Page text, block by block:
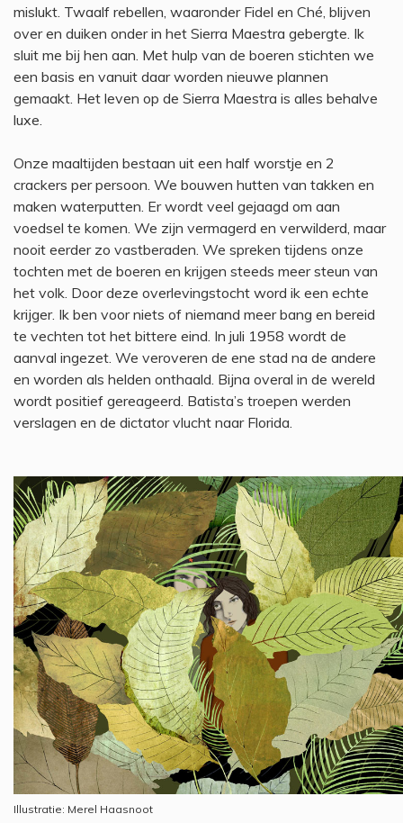
mislukt. Twaalf rebellen, waaronder Fidel en Ché, blijven
over en duiken onder in het Sierra Maestra gebergte. Ik
sluit me bij hen aan. Met hulp van de boeren stichten we
een basis en vanuit daar worden nieuwe plannen
gemaakt. Het leven op de Sierra Maestra is alles behalve
luxe.
Onze maaltijden bestaan uit een half worstje en 2
crackers per persoon. We bouwen hutten van takken en
maken waterputten. Er wordt veel gejaagd om aan
voedsel te komen. We zijn vermagerd en verwilderd, maar
nooit eerder zo vastberaden. We spreken tijdens onze
tochten met de boeren en krijgen steeds meer steun van
het volk. Door deze overlevingstocht word ik een echte
krijger. Ik ben voor niets of niemand meer bang en bereid
te vechten tot het bittere eind. In juli 1958 wordt de
aanval ingezet. We veroveren de ene stad na de andere
en worden als helden onthaald. Bijna overal in de wereld
wordt positief gereageerd. Batista’s troepen werden
verslagen en de dictator vlucht naar Florida.
Illustratie: Merel Haasnoot